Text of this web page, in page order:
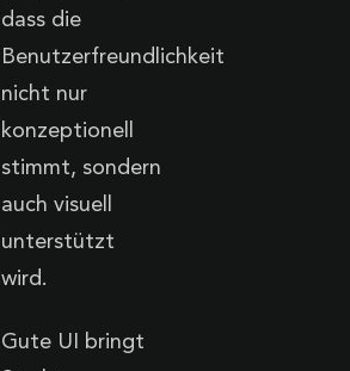
dass die
Benutzerfreundlichkeit
nicht nur
konzeptionell
stimmt, sondern
auch visuell
unterstützt
wird.
Gute UI bringt